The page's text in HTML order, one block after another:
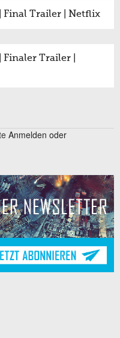
Final Trailer | Netflix
Trailer |
Anmelden oder